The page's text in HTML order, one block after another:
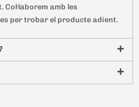
amb les
per trobar el producte adient.